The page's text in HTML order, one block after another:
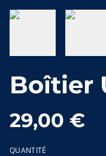
Boîtier
29,00 €
QUANTITÉ